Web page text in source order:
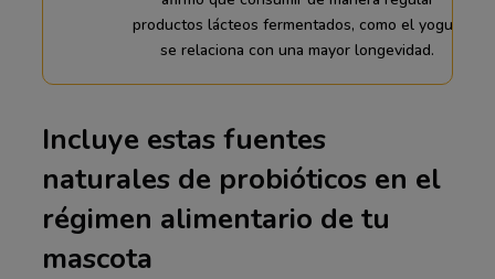
productos lácteos fermentados, como el yogur,
se relaciona con una mayor longevidad.
Incluye estas fuentes
naturales de probióticos en el
régimen alimentario de tu
mascota